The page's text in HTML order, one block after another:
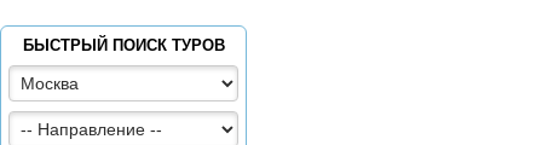
БЫСТРЫЙ ПОИСК ТУРОВ